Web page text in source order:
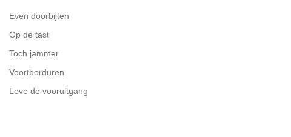
Even doorbijten
Op de tast
Toch jammer
Voortborduren
Leve de vooruitgang